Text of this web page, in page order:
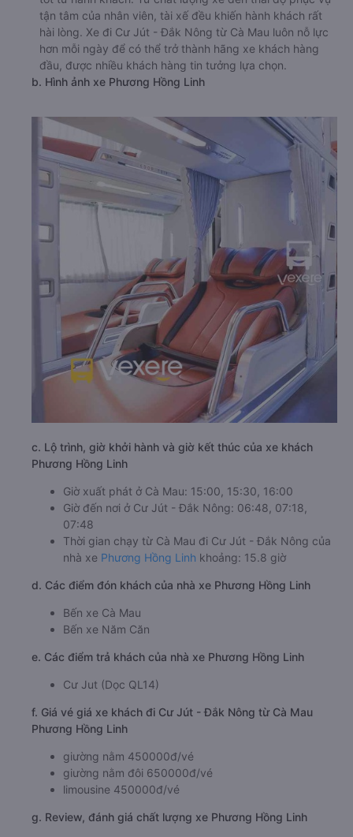
tận tâm của nhân viên, tài xế đều khiến hành khách rất
hài lòng. Xe đi Cư Jút - Đắk Nông từ Cà Mau luôn nỗ lực
hơn mỗi ngày để có thể trở thành hãng xe khách hàng
đầu, được nhiều khách hàng tin tưởng lựa chọn.
b. Hình ảnh xe Phương Hồng Linh
c. Lộ trình, giờ khởi hành và giờ kết thúc của xe khách
Phương Hồng Linh
Giờ xuất phát ở Cà Mau: 15:00, 15:30, 16:00
Giờ đến nơi ở Cư Jút - Đắk Nông: 06:48, 07:18,
07:48
Thời gian chạy từ Cà Mau đi Cư Jút - Đắk Nông của
nhà xe Phương Hồng Linh khoảng: 15.8 giờ
d. Các điểm đón khách của nhà xe Phương Hồng Linh
Bến xe Cà Mau
Bến xe Năm Căn
e. Các điểm trả khách của nhà xe Phương Hồng Linh
Cư Jut (Dọc QL14)
f. Giá vé giá xe khách đi Cư Jút - Đắk Nông từ Cà Mau
Phương Hồng Linh
giường nằm 450000đ/vé
giường nằm đôi 650000đ/vé
limousine 450000đ/vé
g. Review, đánh giá chất lượng xe Phương Hồng Linh